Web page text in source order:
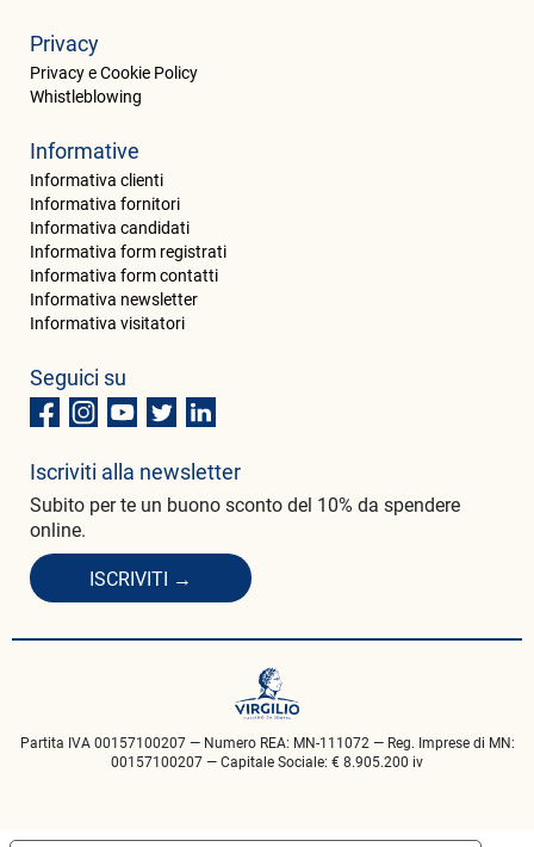
Privacy
Privacy e Cookie Policy
Whistleblowing
Informative
Informativa clienti
Informativa fornitori
Informativa candidati
Informativa form registrati
Informativa form contatti
Informativa newsletter
Informativa visitatori
Seguici su
Iscriviti alla newsletter
Subito per te un buono sconto del 10% da spendere
online.
ISCRIVITI →
Partita IVA 00157100207 — Numero REA: MN-111072 — Reg. Imprese di MN:
00157100207 — Capitale Sociale: € 8.905.200 iv